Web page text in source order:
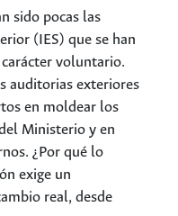
sido pocas las
(IES) que se han
voluntario.
auditorias exteriores
en moldear los
Ministerio y en
¿Por qué lo
exige un
real, desde